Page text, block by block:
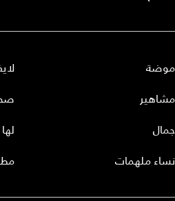
موضة
مشاهير
جمال
نساء ملهمات